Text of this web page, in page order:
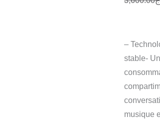
–
stable-
musique